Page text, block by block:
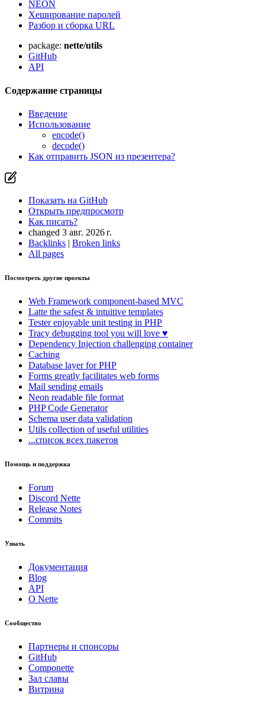
NEON
Хеширование паролей
Разбор и сборка URL
package: nette/utils
GitHub
API
Содержание страницы
Введение
Использование
encode()
decode()
Как отправить JSON из презентера?
Показать на GitHub
Открыть предпросмотр
Как писать?
changed 3 авг. 2026 г.
Backlinks | Broken links
All pages
Посмотреть другие проекты
Web Framework component-based MVC
Latte the safest & intuitive templates
Testerenjoyable unit testing in PHP
Tracy debugging tool you will love ♥
Dependency Injection challenging container
Caching
Database layer for PHP
Forms greatly facilitates web forms
Mail sending emails
Neon readable file format
PHP Code Generator
Schema user data validation
Utils collection of useful utilities
...список всех пакетов
Помощь и поддержка
Forum
Discord Nette
Release Notes
Commits
Узнать
Документация
Blog
API
О Nette
Сообщество
Партнеры и спонсоры
GitHub
Componette
Зал славы
Витрина